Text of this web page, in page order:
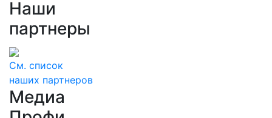
Наши
партнеры
См. список
наших партнеров
Медиа